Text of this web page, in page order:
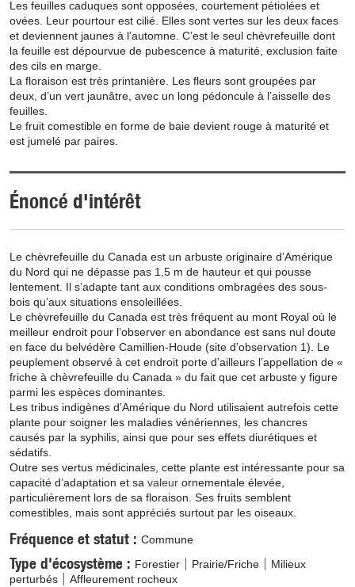
Les feuilles caduques sont opposées, courtement pétiolées et
ovées. Leur pourtour est cilié. Elles sont vertes sur les deux faces
et deviennent jaunes à l’automne. C’est le seul chèvrefeuille dont
la feuille est dépourvue de pubescence à maturité, exclusion faite
des cils en marge.
La floraison est très printanière. Les fleurs sont groupées par
deux, d’un vert jaunâtre, avec un long pédoncule à l’aisselle des
feuilles.
Le fruit comestible en forme de baie devient rouge à maturité et
est jumelé par paires.
Énoncé d'intérêt
Le chèvrefeuille du Canada est un arbuste originaire d’Amérique
du Nord qui ne dépasse pas 1,5 m de hauteur et qui pousse
lentement. Il s’adapte tant aux conditions ombragées des sous-
bois qu’aux situations ensoleillées.
Le chèvrefeuille du Canada est très fréquent au mont Royal où le
meilleur endroit pour l’observer en abondance est sans nul doute
en face du belvédère Camillien-Houde (site d’observation 1). Le
peuplement observé à cet endroit porte d’ailleurs l’appellation de «
friche à chèvrefeuille du Canada » du fait que cet arbuste y figure
parmi les espèces dominantes.
Les tribus indigènes d’Amérique du Nord utilisaient autrefois cette
plante pour soigner les maladies vénériennes, les chancres
causés par la syphilis, ainsi que pour ses effets diurétiques et
sédatifs.
Outre ses vertus médicinales, cette plante est intéressante pour sa
capacité d’adaptation et sa valeur ornementale élevée,
particulièrement lors de sa floraison. Ses fruits semblent
comestibles, mais sont appréciés surtout par les oiseaux.
Fréquence et statut Commune
Type d'écosystème Forestier Prairie/Friche
Milieux
perturbés
Affleurement rocheux